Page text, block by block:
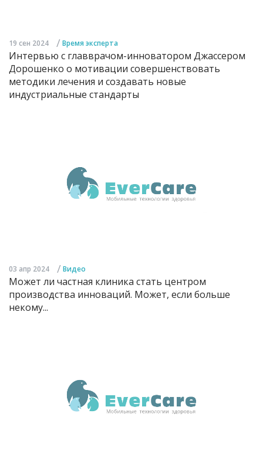
19 сен 2024 / Время эксперта
Интервью с главврачом-инноватором Джассером
Дорошенко о мотивации совершенствовать
методики лечения и создавать новые
индустриальные стандарты
03 апр 2024 / Видео
Может ли частная клиника стать центром
производства инноваций. Может, если больше
некому...